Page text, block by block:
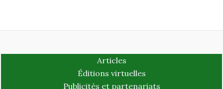
Articles
Éditions virtuelles
Publicités et partenariats